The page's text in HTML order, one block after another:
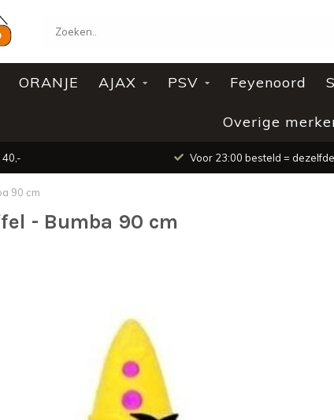
ORANJE AJAX PSV Feyenoord
Overige
Voor 23:00 besteld =
90 cm
- Bumba 90 cm